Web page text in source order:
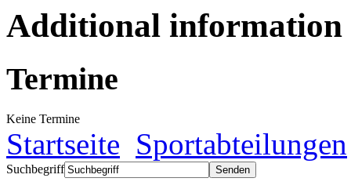
Additional information
Termine
Keine Termine
Startseite Sportabteilungen
Suchbegriff